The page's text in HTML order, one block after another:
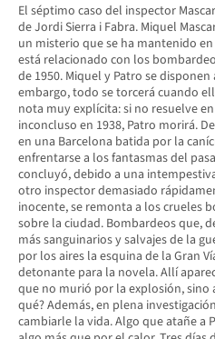
El séptimo caso del inspector
de Jordi Sierra i Fabra. Miquel
un misterio que se ha mantenido
está relacionado con los
de 1950. Miquel y Patro se
embargo, todo se torcerá cuando
nota muy explícita: si no resuelve
inconcluso en 1938, Patro morirá.
en una Barcelona batida por la
enfrentarse a los fantasmas del
concluyó, debido a una
otro inspector demasiado
inocente, se remonta a los crueles
sobre la ciudad. Bombardeos que,
más sanguinarios y salvajes de la
por los aires la esquina de la Gran
detonante para la novela. Allí
que no murió por la explosión, sino
qué? Además, en plena
cambiarle la vida. Algo que atañe a